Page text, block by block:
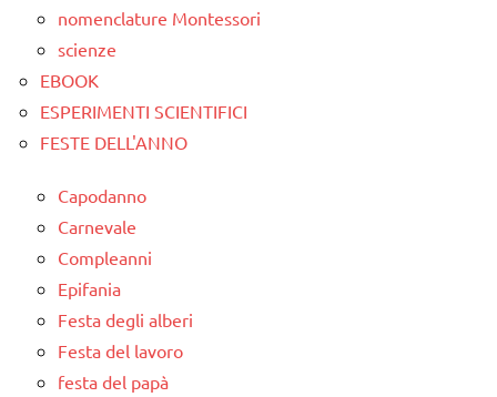
nomenclature Montessori
scienze
EBOOK
ESPERIMENTI SCIENTIFICI
FESTE DELL'ANNO
Capodanno
Carnevale
Compleanni
Epifania
Festa degli alberi
Festa del lavoro
festa del papà